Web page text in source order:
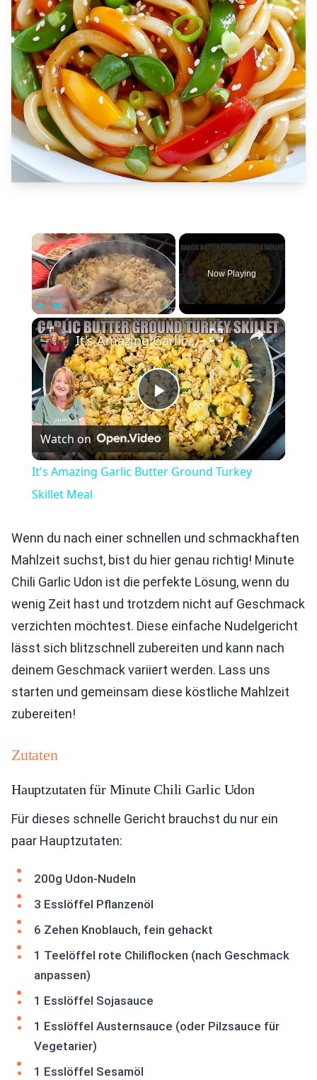
×
Play Unmute Fullscreen
Now Playing
×
Play
Video
It's Amazing Garlic Butter Ground Turkey Skillet Meal
Watch on
It's Amazing Garlic Butter Ground Turkey
Skillet Meal
Wenn du nach einer schnellen und schmackhaften
Mahlzeit suchst, bist du hier genau richtig! Minute
Chili Garlic Udon ist die perfekte Lösung, wenn du
wenig Zeit hast und trotzdem nicht auf Geschmack
verzichten möchtest. Diese einfache Nudelgericht
lässt sich blitzschnell zubereiten und kann nach
deinem Geschmack variiert werden. Lass uns
starten und gemeinsam diese köstliche Mahlzeit
zubereiten!
Zutaten
Hauptzutaten für Minute Chili Garlic Udon
Für dieses schnelle Gericht brauchst du nur ein
paar Hauptzutaten:
200g Udon-Nudeln
3 Esslöffel Pflanzenöl
6 Zehen Knoblauch, fein gehackt
1 Teelöffel rote Chiliflocken (nach Geschmack
anpassen)
1 Esslöffel Sojasauce
1 Esslöffel Austernsauce (oder Pilzsauce für
Vegetarier)
1 Esslöffel Sesamöl